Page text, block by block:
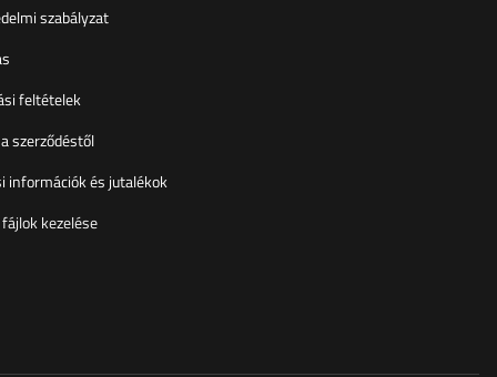
szabályzat
feltételek
szerződéstől
információk és jutalékok
kezelése